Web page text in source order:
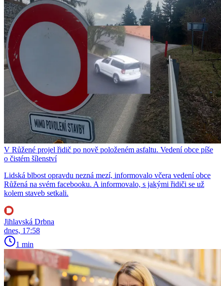
V Růžené projel řidič po nově položeném asfaltu. Vedení obce píše
o čistém šílenství
Lidská blbost opravdu nezná mezí, informovalo včera vedení obce
Růžená na svém facebooku. A informovalo, s jakými řidiči se už
kolem staveb setkali.
Jihlavská Drbna
dnes, 17:58
1 min